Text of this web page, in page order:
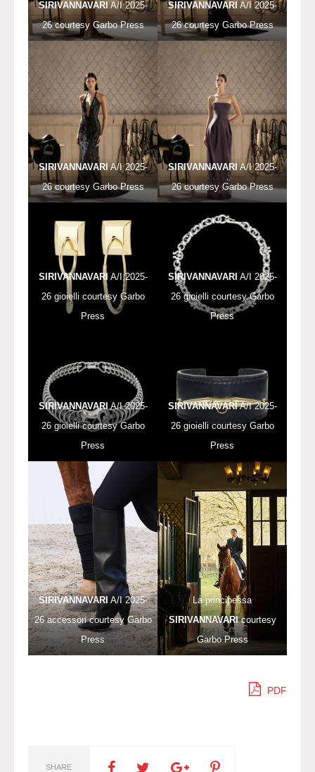
SIRIVANNAVARIA/I 2025-
26 courtesy Garbo Press
SIRIVANNAVARIA/I 2025-
26 courtesy Garbo Press
SIRIVANNAVARIA/I 2025-
26 courtesy Garbo Press
SIRIVANNAVARIA/I 2025-
26 courtesy Garbo Press
SIRIVANNAVARI A/I 2025-
26 gioielli courtesy Garbo
Press
SIRIVANNAVARI A/I 2025-
26 gioielli courtesy Garbo
Press
SIRIVANNAVARI A/I 2025-
26 gioielli courtesy Garbo
Press
SIRIVANNAVARIA/I 2025-
26 gioielli courtesy Garbo
Press
SIRIVANNAVARI A/I 2025-
26 accessori courtesy Garbo
Press
La principessa
SIRIVANNAVARIcourtesy
Garbo Press
PDF
SHARE